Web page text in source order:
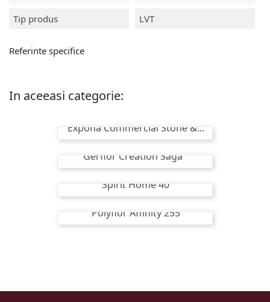
Tip produs LVT
Referinte specifice
In aceeasi categorie:
Expona Commercial Stone &...
Gerflor Creation Saga ²
Spirit Home 40
Polyflor Affinity 255